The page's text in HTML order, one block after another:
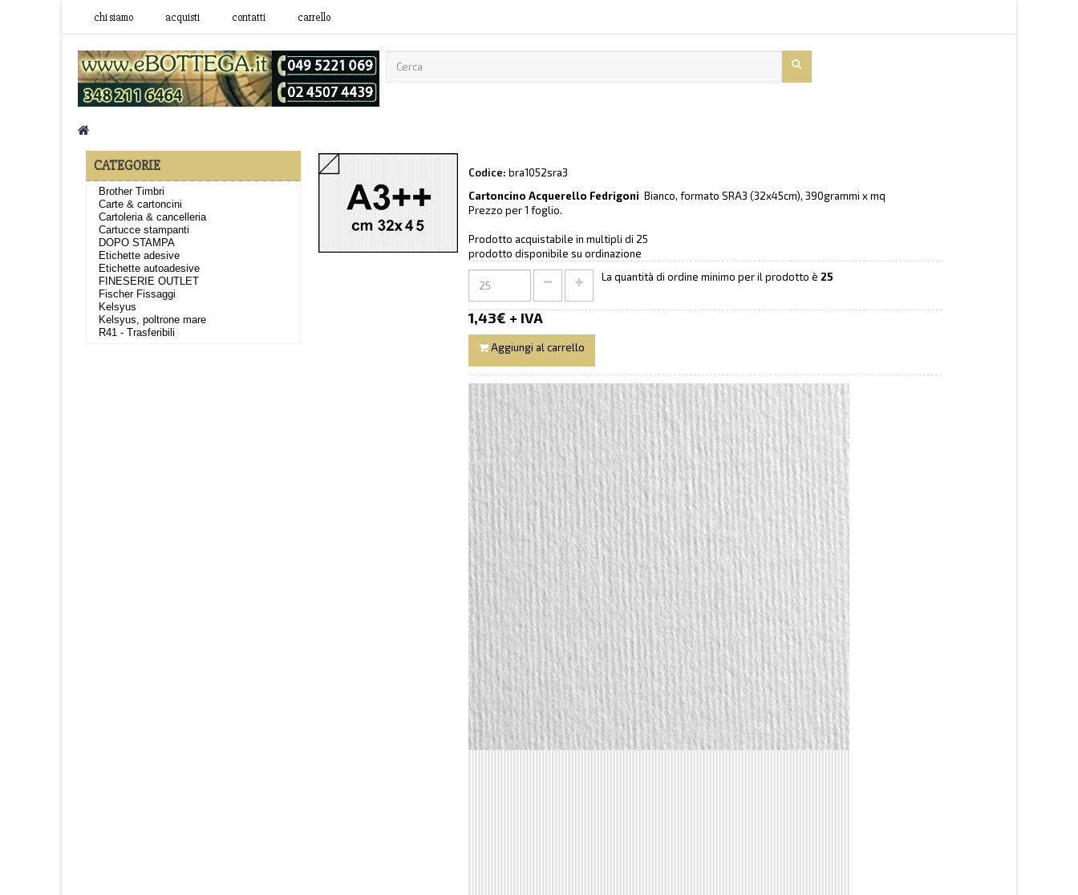
chi siamo acquisti contatti carrello
CATEGORIE
Brother Timbri
Carte & cartoncini
Cartoleria & cancelleria
Cartucce stampanti
DOPO STAMPA
Etichette adesive
Etichette autoadesive
FINESERIE OUTLET
Fischer Fissaggi
Kelsyus
Kelsyus, poltrone mare
R41 - Trasferibili
Codice: bra1052sra3
Cartoncino Acquerello Fedrigoni Bianco, formato SRA3 (32x45cm), 390grammi x mq
Prezzo per 1 foglio.
Prodotto acquistabile in multipli di 25
prodotto disponibile su ordinazione
La quantità di ordine minimo per il prodotto è 25
1,43€ + IVA
Aggiungi al carrello